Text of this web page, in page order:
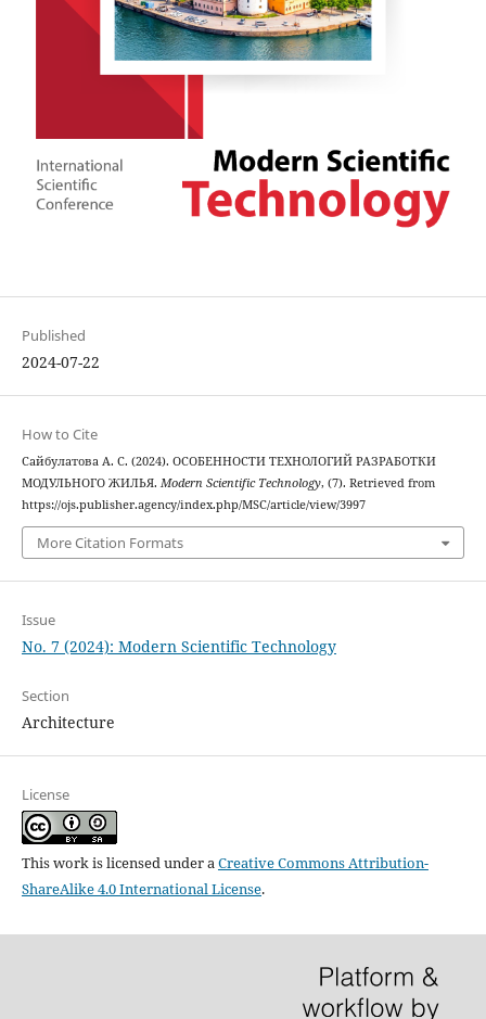
Published
2024-07-22
How to Cite
Сайбулатова А. C. (2024). ОСОБЕННОСТИ ТЕХНОЛОГИЙ РАЗРАБОТКИ
МОДУЛЬНОГО ЖИЛЬЯ. Modern Scientific Technology, (7). Retrieved from
https://ojs.publisher.agency/index.php/MSC/article/view/3997
More Citation Formats
Issue
No. 7 (2024): Modern Scientific Technology
Section
Architecture
License
This work is licensed under aCreative Commons Attribution-
ShareAlike 4.0 International License.